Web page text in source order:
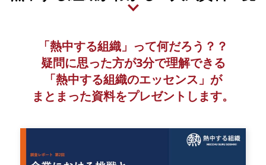
「熱中する組織」って何だろう？？
疑問に思った方が3分で理解できる
「熱中する組織のエッセンス」が
まとまった資料をプレゼントします。